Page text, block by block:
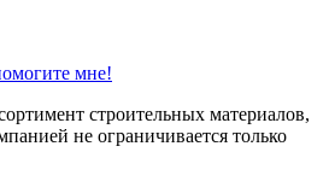
мне!
строительных материалов,
не ограничивается только